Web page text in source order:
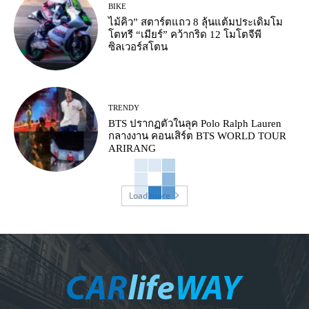
BIKE
ไม้คิว” สตาร์ตแถว 8 ลุ้นแต้มประเดิมโม
โตทรี “เมียร์” คว้ากริด 12 โมโตจีพี
ซิลเวอร์สโตน
TRENDY
BTS ปรากฏตัวในลุค Polo Ralph Lauren
กลางงาน คอนเสิร์ต BTS WORLD TOUR
ARIRANG
Load more